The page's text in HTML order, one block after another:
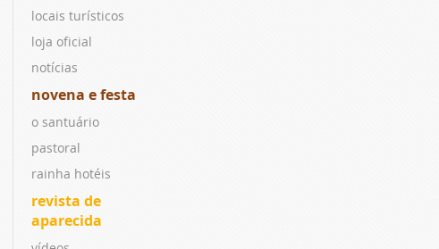
locais turísticos
loja oficial
notícias
novena e festa
o santuário
pastoral
rainha hotéis
revista de
aparecida